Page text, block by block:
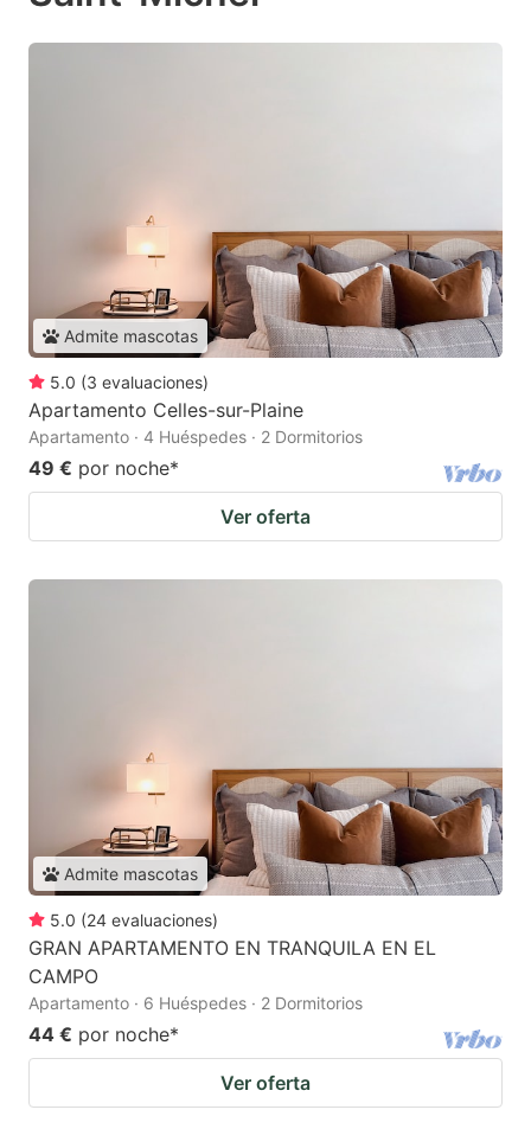
Admite mascotas
5.0 (3 evaluaciones)
Apartamento Celles-sur-Plaine
Apartamento · 4 Huéspedes · 2 Dormitorios
49 € por noche*
Ver oferta
Admite mascotas
5.0 (24 evaluaciones)
GRAN APARTAMENTO EN TRANQUILA EN EL
CAMPO
Apartamento · 6 Huéspedes · 2 Dormitorios
44 € por noche*
Ver oferta